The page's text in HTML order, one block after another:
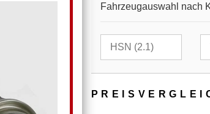
Fahrzeugauswahl nach